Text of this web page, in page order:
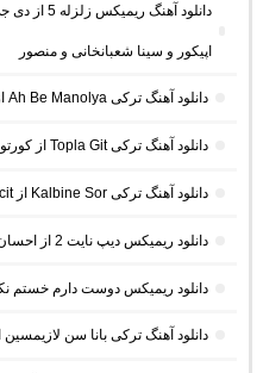
دانلود
اپیکور و سینا شعبانخانی و منصور
دانلود آهنگ ترکی Ah Be Manolya از بوراک بولوت
دانلود آهنگ ترکی Topla Git از کورتولوش کوش
دانلود آهنگ ترکی Kalbine Sor از Bahadır Macit و Tunahan Sakar
دانلود ریمیکس دیپ نایت 2 از احسان رمزی (ریمیکس طولانی غمگین)
دانلود ریمیکس دوست دارم خستم
دانلود آهنگ ترکی بانا سن